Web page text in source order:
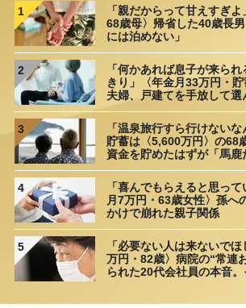
1
「親だからって甘えすぎ
68歳母〉帰省した40歳長
には泊めない」
2
「何かあれば息子が来ら
きり」〈年金月33万円・
夫婦、戸建てを手放して選
3
「温泉旅行すら行けない
貯蓄は〈5,600万円〉の68
資金を貯めたはずが「馬
4
「喜んでもらえると思っ
月7万円・63歳女性〉孫へ
かけで崩れた親子関係
5
「必要ない人は来ないで
万円・82歳〉病院の“常連
られた20代会社員の本音